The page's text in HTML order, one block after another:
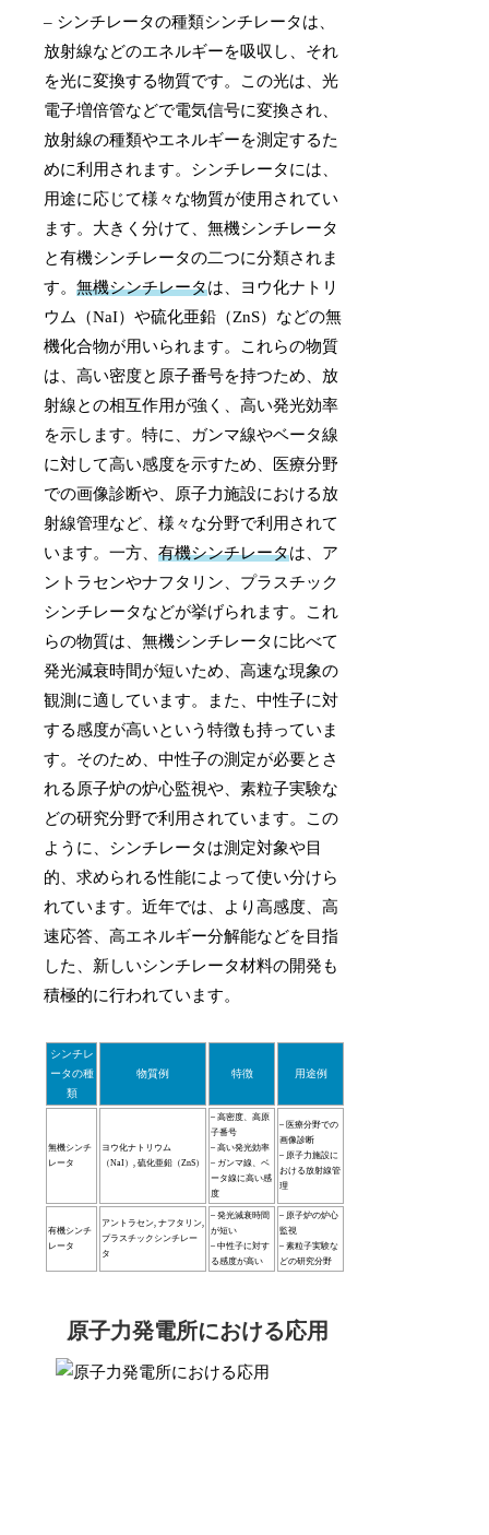
– シンチレータの種類シンチレータは、
放射線などのエネルギーを吸収し、それ
を光に変換する物質です。この光は、光
電子増倍管などで電気信号に変換され、
放射線の種類やエネルギーを測定するた
めに利用されます。シンチレータには、
用途に応じて様々な物質が使用されてい
ます。大きく分けて、無機シンチレータ
と有機シンチレータの二つに分類されま
す。無機シンチレータは、ヨウ化ナトリ
ウム（NaI）や硫化亜鉛（ZnS）などの無
機化合物が用いられます。これらの物質
は、高い密度と原子番号を持つため、放
射線との相互作用が強く、高い発光効率
を示します。特に、ガンマ線やベータ線
に対して高い感度を示すため、医療分野
での画像診断や、原子力施設における放
射線管理など、様々な分野で利用されて
います。一方、有機シンチレータは、ア
ントラセンやナフタリン、プラスチック
シンチレータなどが挙げられます。これ
らの物質は、無機シンチレータに比べて
発光減衰時間が短いため、高速な現象の
観測に適しています。また、中性子に対
する感度が高いという特徴も持っていま
す。そのため、中性子の測定が必要とさ
れる原子炉の炉心監視や、素粒子実験な
どの研究分野で利用されています。この
ように、シンチレータは測定対象や目
的、求められる性能によって使い分けら
れています。近年では、より高感度、高
速応答、高エネルギー分解能などを目指
した、新しいシンチレータ材料の開発も
積極的に行われています。
シンチレ
ータの種
類
物質例 特徴 用途例
無機シンチ
レータ
ヨウ化ナトリウム
（NaI）, 硫化亜鉛（ZnS）
– 高密度、高原
子番号
– 高い発光効率
– ガンマ線、ベ
ータ線に高い感
度
– 医療分野での
画像診断
– 原子力施設に
おける放射線管
理
有機シンチ
レータ
アントラセン, ナフタリン,
プラスチックシンチレー
タ
– 発光減衰時間
が短い
– 中性子に対す
る感度が高い
– 原子炉の炉心
監視
– 素粒子実験な
どの研究分野
原子力発電所における応用